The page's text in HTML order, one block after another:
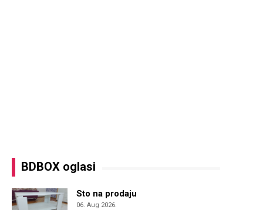
BDBOX oglasi
Sto na prodaju
06. Aug 2026.